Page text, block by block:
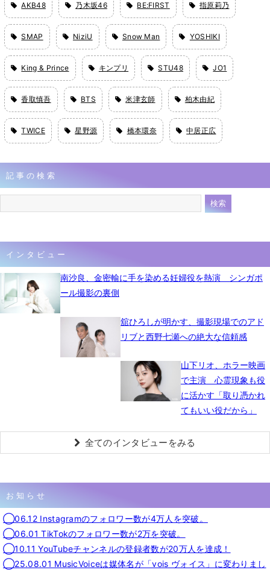
AKB48 乃木坂46 BE:FIRST 指原莉乃
SMAP NiziU Snow Man YOSHIKI
King & Prince キンプリ STU48 JO1
香取慎吾 BTS 米津玄師 柏木由紀
TWICE 星野源 橋本環奈 中居正広
記事の検索
インタビュー
南沙良、金密輸に手を染める妊婦役を熱演 シンガポ
ール撮影の裏側
舘ひろしが明かす、撮影現場でのアド
リブと西野七瀬への絶大な信頼感
山下リオ、ホラー映画
で主演 心霊現象も役
に活かす「取り憑かれ
てもいい役だから」
全てのインタビューをみる
お知らせ
◯06.12 Instagramのフォロワー数が4万人を突破。
◯06.01 TikTokのフォロワー数が2万を突破。
◯10.11 YouTubeチャンネルの登録者数が20万人を達成！
◯25.08.01 MusicVoiceは媒体名が「vois ヴォイス」に変わりまし